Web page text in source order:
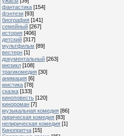
фантастика [154]
фэнтези [93]
биография [141]
семейный [267]
история [406]
детский [317]
мультфильм [89]
вестерн [1]
документальный [263]
мюзикл [108]
трагикомедия [30]
анимация [6]
мистика [78]
сказка [133]
киноповесть [120]
кинороман [7]
музыкальная комедия [86]
лирическая комедия [83]
нелирическая комедия [1]
Кинопритча [15]